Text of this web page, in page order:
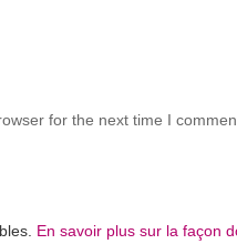
for the next time I
En savoir plus sur la façon